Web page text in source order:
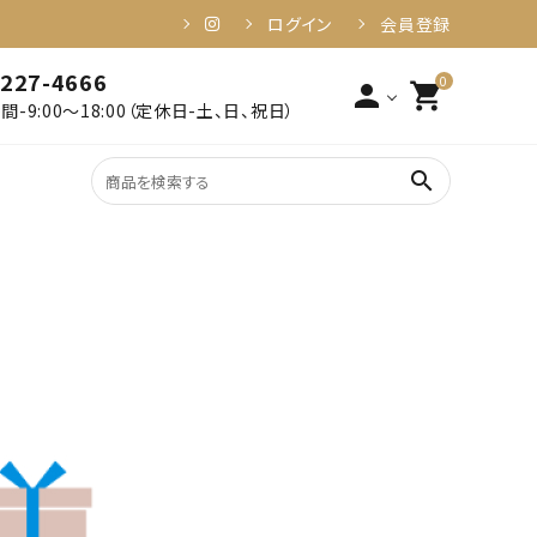
ログイン 会員登録
4666
-9:00～18:00（定休日-土、日、祝日） person 0
shopping_cart
search